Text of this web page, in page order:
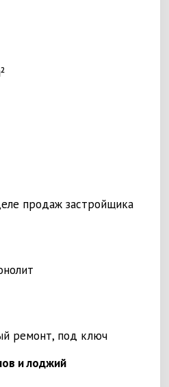
продаж застройщика
ремонт, под ключ
и лоджий